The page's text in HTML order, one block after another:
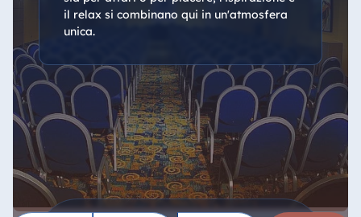
il relax si combinano qui in un'atmosfera
unica.